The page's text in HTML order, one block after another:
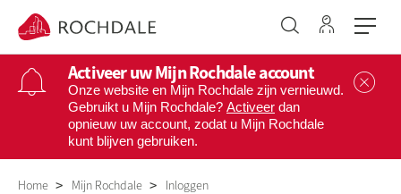
Naar hoofdinhoud
Naar hoofdnavigatiemenu
Naar zoeken
Naar de homepage Ga naar
Activeer uw Mijn Rochdale account
Onze website en Mijn Rochdale zijn vernieuwd.
Gebruikt u Mijn Rochdale? Activeer dan
opnieuw uw account, zodat u Mijn Rochdale
kunt blijven gebruiken.
Home Mijn Rochdale Inloggen